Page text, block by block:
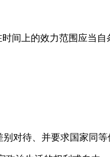
上的效力范围应当自
待、并要求国家同等